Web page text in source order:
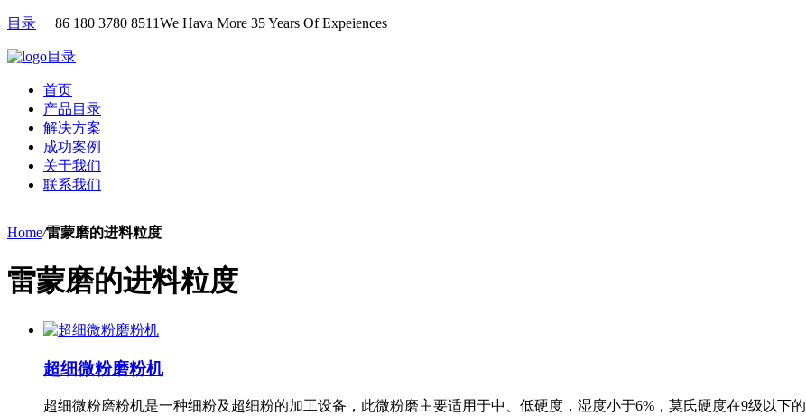
目录 +86 180 3780 8511We Hava More 35 Years Of Expeiences
目录
首页
产品目录
解决方案
成功案例
关于我们
联系我们
Home/雷蒙磨的进料粒度
雷蒙磨的进料粒度
超细微粉磨粉机
超细微粉磨粉机是一种细粉及超细粉的加工设备，此微粉磨主要适用于中、低硬度，湿度小于6%，莫氏硬度在9级以下